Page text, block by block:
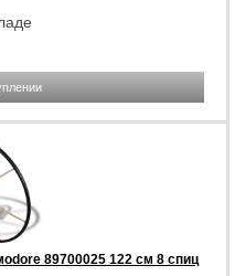
89700025 122 см 8 спиц